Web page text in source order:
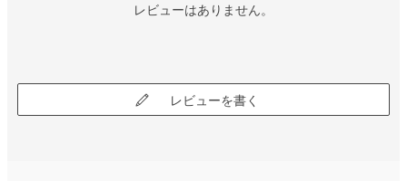
レビューはありません。
レビューを書く